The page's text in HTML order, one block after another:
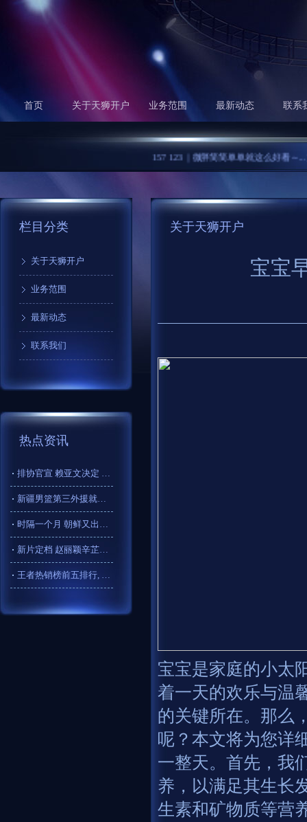
首页 关于天狮开户 业务范围 最新动态 联系
157 123｜微胖简简单单就这么好看～... 方圆
栏目分类
关于天狮开户
业务范围
最新动态
联系我们
热点资讯
排协官宣 赖亚文决定 后备人才名单公布 中非混血“埃格努”入
新疆男篮第三外援就位, 这位外援如何呢? 简单给大家分析下
时隔一个月 朝鲜又出手了！
新片定档 赵丽颖辛芷蕾恶女交手
王者热销榜前五排行, 4款新皮, 逐花归海凭实力上榜
关于天狮开户
宝宝
宝宝是家庭的小太
着一天的欢乐与温
的关键所在。那么
呢？本文将为您详
一整天。首先，我
养，以满足其生长
生素和矿物质等营